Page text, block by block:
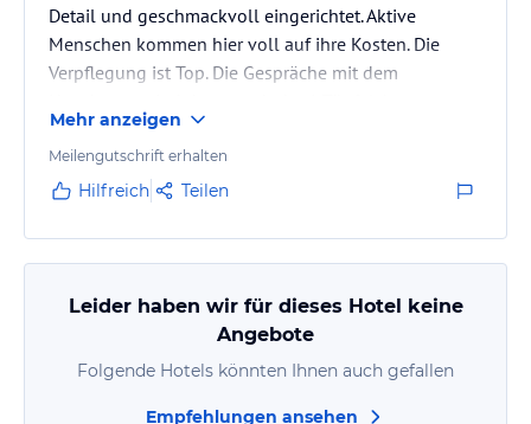
Detail und geschmackvoll eingerichtet. Aktive
Menschen kommen hier voll auf ihre Kosten. Die
Verpflegung ist Top. Die Gespräche mit dem
Mehr anzeigen
Meilengutschrift erhalten
Hilfreich Teilen
Leider haben wir für dieses Hotel keine
Angebote
Folgende Hotels könnten Ihnen auch gefallen
Empfehlungen ansehen